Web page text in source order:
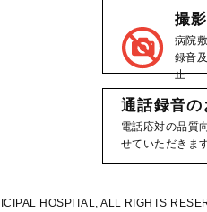
撮
病院
録音
止
通話録音の
電話応対の品質
せていただきます
HOSPITAL, ALL RIGHTS